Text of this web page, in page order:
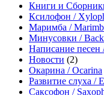
Книги и
Ксилофон /
Маримба /
Минусовки /
Написание песен
Новости (2)
Окарина / Ocarina
Развитие слуха /
Саксофон /